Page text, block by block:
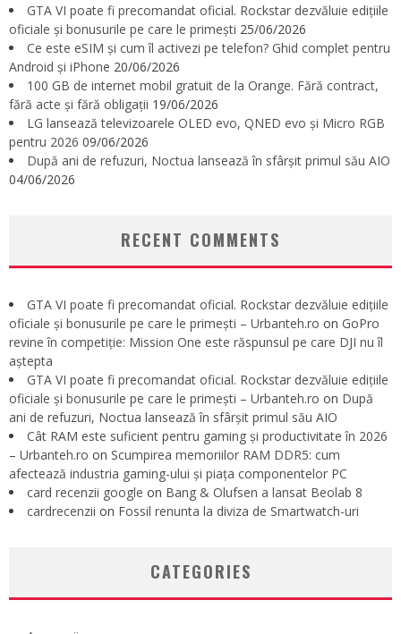
GTA VI poate fi precomandat oficial. Rockstar dezvăluie edițiile
oficiale și bonusurile pe care le primești 25/06/2026
Ce este eSIM și cum îl activezi pe telefon? Ghid complet pentru
Android și iPhone 20/06/2026
100 GB de internet mobil gratuit de la Orange. Fără contract,
fără acte și fără obligații 19/06/2026
LG lansează televizoarele OLED evo, QNED evo și Micro RGB
pentru 2026 09/06/2026
După ani de refuzuri, Noctua lansează în sfârșit primul său AIO
04/06/2026
RECENT COMMENTS
GTA VI poate fi precomandat oficial. Rockstar dezvăluie edițiile
oficiale și bonusurile pe care le primești – Urbanteh.ro on GoPro
revine în competiție: Mission One este răspunsul pe care DJI nu îl
aștepta
GTA VI poate fi precomandat oficial. Rockstar dezvăluie edițiile
oficiale și bonusurile pe care le primești – Urbanteh.ro on După
ani de refuzuri, Noctua lansează în sfârșit primul său AIO
Cât RAM este suficient pentru gaming și productivitate în 2026
– Urbanteh.ro on Scumpirea memoriilor RAM DDR5: cum
afectează industria gaming-ului și piața componentelor PC
card recenzii google on Bang & Olufsen a lansat Beolab 8
cardrecenzii on Fossil renunta la diviza de Smartwatch-uri
CATEGORIES